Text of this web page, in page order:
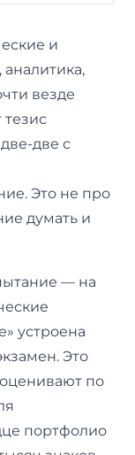
и
везде
две с
Это не про
думать и
— на
устроена
Это
по
портфолио